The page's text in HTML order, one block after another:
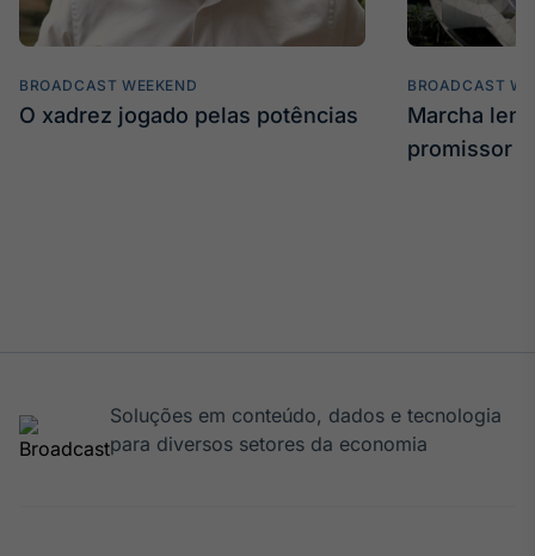
Tokenização
BROADCAST WEEKEND
O xadrez jogado pelas potências
BROADCAST
Marcha
promissor
Soluções em conteúdo, dados e tecnologia
para diversos setores da economia